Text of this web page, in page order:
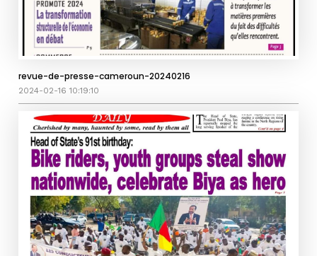
revue-de-presse-cameroun-20240216
2024-02-16 10:19:10